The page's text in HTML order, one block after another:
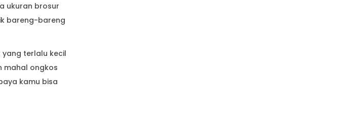
ukuran brosur
bareng-bareng
yang terlalu kecil
mahal ongkos
kamu bisa